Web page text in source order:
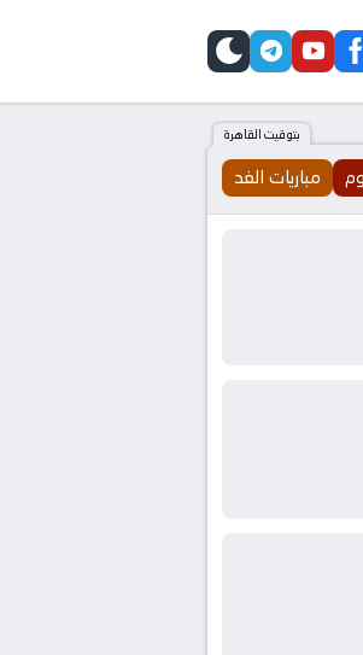
facebook
youtube
telegram
skin
بتوقيت القاهرة
مباريات الغد